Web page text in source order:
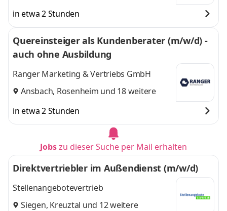
in etwa 2 Stunden
Quereinsteiger als Kundenberater (m/w/d) -
auch ohne Ausbildung
Ranger Marketing & Vertriebs GmbH
Ansbach, Rosenheim und 18 weitere
in etwa 2 Stunden
Jobszu dieser Suche per Mail erhalten
Direktvertriebler im Außendienst (m/w/d)
Stellenangebotevertrieb
Siegen, Kreuztal und 12 weitere